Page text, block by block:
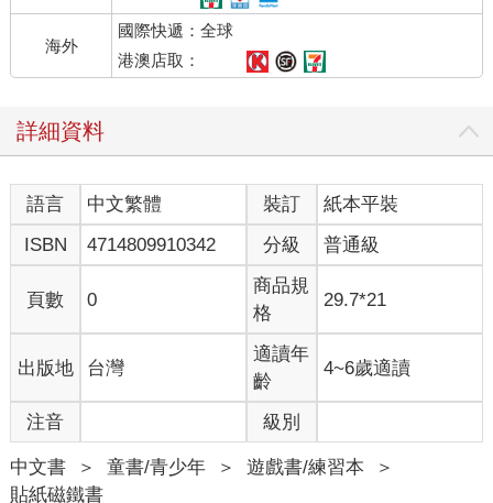
海外
國際快遞：全球
港澳店取：
詳細資料
語言 中文繁體 裝訂
紙本平裝
ISBN
4714809910342 分級 普通級
頁數 0
商品規
格
29.7*21
出版地 台灣
適讀年
齡
4~6歲適讀
注音 級別
中文書 ＞ 童書/青少年 ＞ 遊戲書/練習本
＞
貼紙磁鐵書